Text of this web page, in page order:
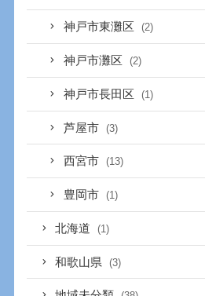
神戸市東灘区 (2)
神戸市灘区 (2)
神戸市長田区 (1)
芦屋市 (3)
西宮市 (13)
豊岡市 (1)
北海道 (1)
和歌山県 (3)